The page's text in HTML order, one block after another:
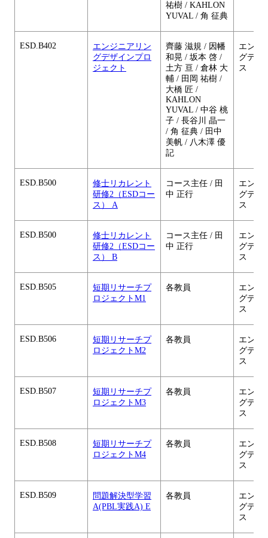
祐樹 / KAHLON
YUVAL / 角 征典
ESD.B402
エンジニアリン
グデザインプロ
ジェクト
齊藤 滋規 / 因幡
和晃 / 坂本 啓 /
土方 亘 / 倉林 大
輔 / 田岡 祐樹 /
大橋 匠 /
KAHLON
YUVAL / 中谷 桃
子 / 長谷川 晶一
/ 角 征典 / 田中
美帆 / 八木澤 優
記
エンジ
グデザ
ス
ESD.B500
修士リカレント
研修2（ESDコー
ス） A
コース主任 / 田
中 正行
エンジ
グデザ
ス
ESD.B500
修士リカレント
研修2（ESDコー
ス） B
コース主任 / 田
中 正行
エンジ
グデザ
ス
ESD.B505
短期リサーチプ
ロジェクトM1
各教員
エンジ
グデザ
ス
ESD.B506
短期リサーチプ
ロジェクトM2
各教員
エンジ
グデザ
ス
ESD.B507
短期リサーチプ
ロジェクトM3
各教員
エンジ
グデザ
ス
ESD.B508
短期リサーチプ
ロジェクトM4
各教員
エンジ
グデザ
ス
ESD.B509
問題解決型学習
A(PBL実践A) E
各教員
エンジ
グデザ
ス